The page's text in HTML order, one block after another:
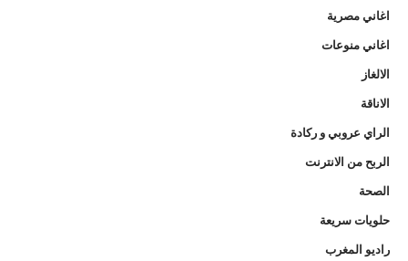
اغاني مصرية
اغاني منوعات
الالغاز
الاناقة
الراي عروبي و ركادة
الربح من الانترنت
الصحة
حلويات سريعة
راديو المغرب